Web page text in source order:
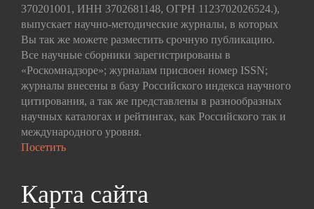
370201001, ИНН 3702681148, ОГРН 1123702026524.),
выпускает научно-методические журналы, в которых
Вы так же можете разместить срочную публикацию.
Все научные сборники зарегистрированы в
«Роскомнадзоре»; журналам присвоен номер ISSN;
журналы внесены в базу Российского индекса научного
цитирования, а так же представлены в разнообразных
научных каталогах и рейтингах, как Российского так и
международного уровня.
Посетить
Карта сайта